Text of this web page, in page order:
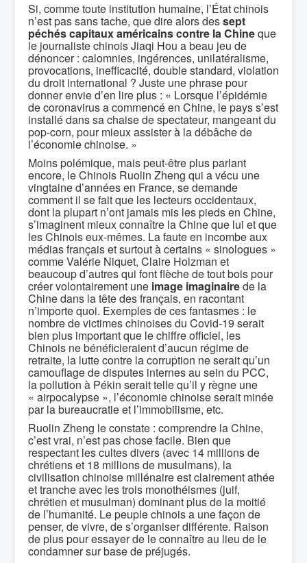
Si, comme toute institution humaine, l’État chinois
n’est pas sans tache, que dire alors dessept
péchés capitauxaméricains contre la Chineque
le journaliste chinois Jiaqi Hou a beau jeu de
dénoncer : calomnies, ingérences, unilatéralisme,
provocations, inefficacité, double standard, violation
du droit international ? Juste une phrase pour
donner envie d’en lire plus : « Lorsque l’épidémie
de coronavirus a commencé en Chine, le pays s’est
installé dans sa chaise de spectateur, mangeant du
pop-corn, pour mieux assister à la débâche de
l’économie chinoise. »
Moins polémique, mais peut-être plus parlant
encore, le Chinois Ruolin Zheng qui a vécu une
vingtaine d’années en France, se demande
comment il se fait que les lecteurs occidentaux,
dont la plupart n’ont jamais mis les pieds en Chine,
s’imaginent mieux connaître la Chine que lui et que
les Chinois eux-mêmes. La faute en incombe aux
médias français et surtout à certains « sinologues »
comme Valérie Niquet, Claire Holzman et
beaucoup d’autres qui font flèche de tout bois pour
créer volontairement une image imaginairede la
Chine dans la tête des français, en racontant
n’importe quoi. Exemples de ces fantasmes : le
nombre de victimes chinoises du Covid-19 serait
bien plus important que le chiffre officiel, les
Chinois ne bénéficieraient d’aucun régime de
retraite, la lutte contre la corruption ne serait qu’un
camouflage de disputes internes au sein du PCC,
la pollution à Pékin serait telle qu’il y règne une
« airpocalypse », l’économie chinoise serait minée
par la bureaucratie et l’immobilisme, etc.
Ruolin Zheng le constate : comprendre la Chine,
c’est vrai, n’est pas chose facile. Bien que
respectant les cultes divers (avec 14 millions de
chrétiens et 18 millions de musulmans), la
civilisation chinoise millénaire est clairement athée
et tranche avec les trois monothéismes (juif,
chrétien et musulman) dominant plus de la moitié
de l’humanité. Le peuple chinois a une façon de
penser, de vivre, de s’organiser différente. Raison
de plus pour essayer de le connaître au lieu de le
condamner sur base de préjugés.